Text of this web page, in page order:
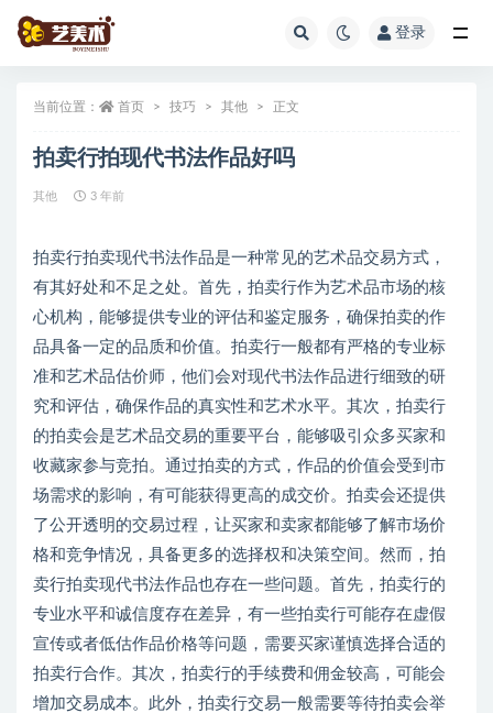
登录
当前位置： 首页 技巧 其他 正文
拍卖行拍现代书法作品好吗
其他 3 年前
拍卖行拍卖现代书法作品是一种常见的艺术品交易方式，
有其好处和不足之处。首先，拍卖行作为艺术品市场的核
心机构，能够提供专业的评估和鉴定服务，确保拍卖的作
品具备一定的品质和价值。拍卖行一般都有严格的专业标
准和艺术品估价师，他们会对现代书法作品进行细致的研
究和评估，确保作品的真实性和艺术水平。其次，拍卖行
的拍卖会是艺术品交易的重要平台，能够吸引众多买家和
收藏家参与竞拍。通过拍卖的方式，作品的价值会受到市
场需求的影响，有可能获得更高的成交价。拍卖会还提供
了公开透明的交易过程，让买家和卖家都能够了解市场价
格和竞争情况，具备更多的选择权和决策空间。然而，拍
卖行拍卖现代书法作品也存在一些问题。首先，拍卖行的
专业水平和诚信度存在差异，有一些拍卖行可能存在虚假
宣传或者低估作品价格等问题，需要买家谨慎选择合适的
拍卖行合作。其次，拍卖行的手续费和佣金较高，可能会
增加交易成本。此外，拍卖行交易一般需要等待拍卖会举